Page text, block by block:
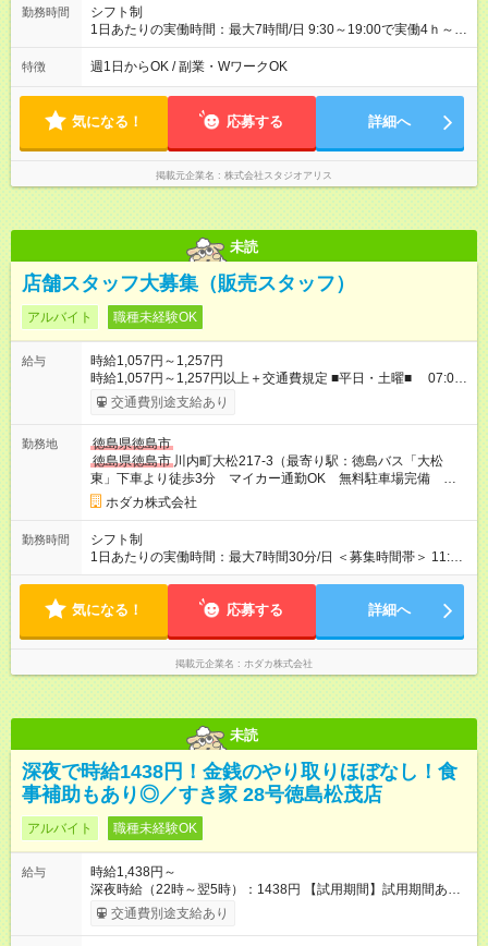
勤務時間
シフト制
1日あたりの実働時間：最大7時間/日 9:30～19:00で実働4ｈ～ ◎
日祝勤務できる方歓迎
特徴 週1日からOK / 副業・WワークOK
気になる！ 応募する 詳細へ
掲載元企業名 株式会社スタジオアリス
未読
店舗スタッフ大募集（販売スタッフ）
アルバイト 職種未経験OK
給与
時給1,057円～1,257円
時給1,057円～1,257円以上＋交通費規定 ■平日・土曜■ 07:00
～09:00 時給1,207円 09:00～17:00 時給1,057円 17:00
～20:15 時給1,157円 ■日曜・祝日■ 07:00～09:00 時給
1,257円 営業時間 平日・土曜日 07:00～20:00 日曜日・祝日
09:00～19:00 【試用期間】試用期間あり 試用期間の長さ：3ヶ
月 雇用形態、給与は本採用時と同じです。
交通費別途支給あり
勤務地
徳島県徳島市
徳島県徳島市 川内町大松217-3（最寄り駅：徳島バス「大松
東」下車より徒歩3分 マイカー通勤OK 無料駐車場完備 交
通費規定支給）
ホダカ株式会社
勤務時間
シフト制
1日あたりの実働時間：最大7時間30分/日 ＜募集時間帯＞ 11:45
～20:15の間で実働7.5時間 （日曜日働ける方、20:15まで働ける
日曜日・祝日 ・10時45分～19時15分
気になる！ 応募する 詳細へ
掲載元企業名 ホダカ株式会社
未読
深夜で時給1438円！金銭のやり取りほぼなし！食
事補助もあり◎／すき家 28号徳島松茂店
アルバイト 職種未経験OK
給与
時給1,438円～
深夜時給（22時～翌5時）：1438円 【試用期間】試用期間あり
試用期間の長さ：1ヶ月 雇用形態、給与は本採用時と同じです。
試用期間の実態は30日（※条件変更なし）ですが、切り上げで
交通費別途支給あり